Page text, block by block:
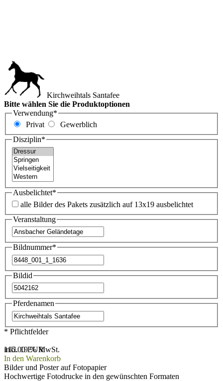
Kirchweihtals Santafee
Bitte wählen Sie die Produktoptionen
Verwendung*
Privat
Gewerblich
Disziplin*
Ausbelichtet*
alle Bilder des Pakets zusätzlich auf 13x19 ausbelichtet
Veranstaltung
Bildnummer*
Bildid
Pferdenamen
* Pflichtfelder
115.00 EUR
inkl. 19 % MwSt.
In den Warenkorb
Bilder und Poster auf Fotopapier
Hochwertige Fotodrucke in den gewünschten Formaten